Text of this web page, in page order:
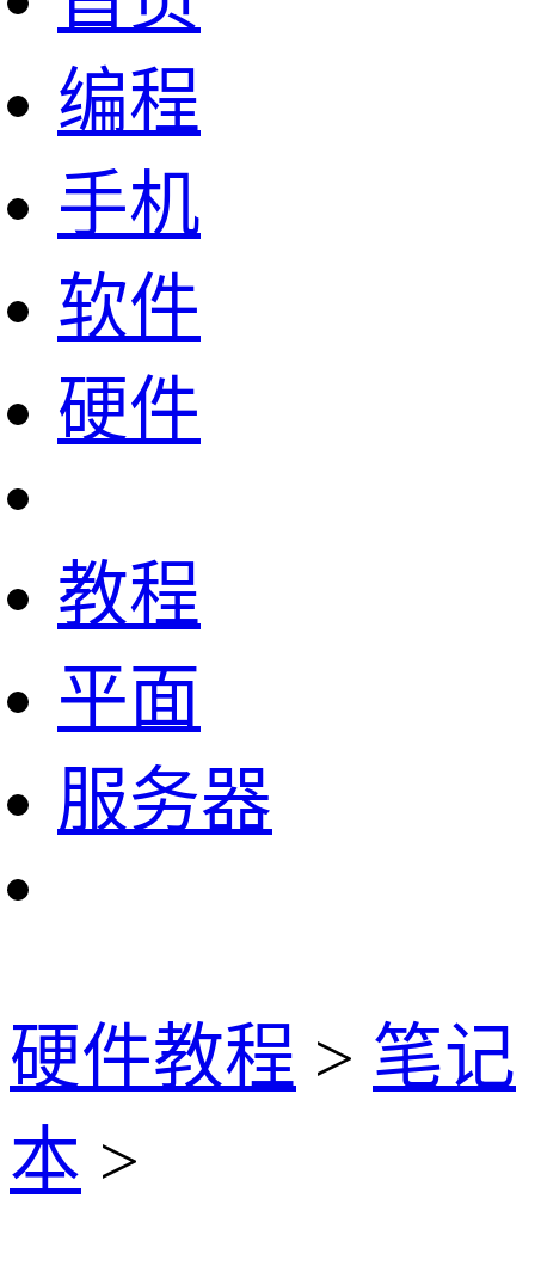
编程
手机
软件
硬件
教程
平面
服务器
硬件教程 > 笔记
本 >